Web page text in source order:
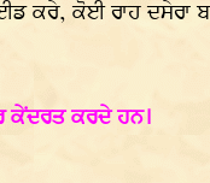
ਕਰੇ, ਕੋਈ ਰਾਹ ਦਸੇਰਾ
ਕਰਦੇ ਹਨ।